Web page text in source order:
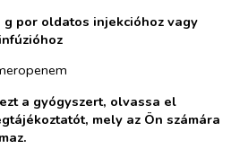
por oldatos injekcióhoz vagy
infúzióhoz
a gyógyszert, olvassa el
mely az Ön számára